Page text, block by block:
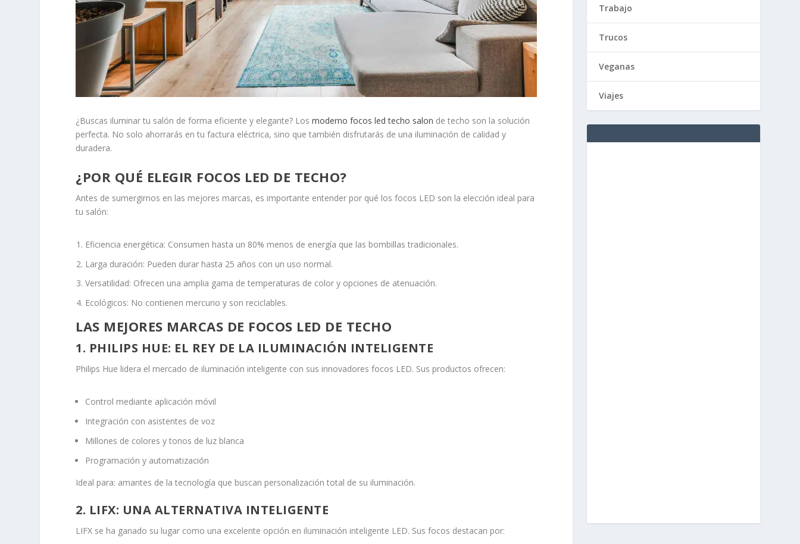
¿Buscas iluminar tu salón de forma eficiente y elegante? Losmoderno focos led techo salon de techo son la solución
perfecta. No solo ahorrarás en tu factura eléctrica, sino que también disfrutarás de una iluminación de calidad y
duradera.
¿POR QUÉ ELEGIR FOCOS LED DE TECHO?
Antes de sumergirnos en las mejores marcas, es importante entender por qué los focos LED son la elección ideal para
tu salón:
Eficiencia energética: Consumen hasta un 80% menos de energía que las bombillas tradicionales.
Larga duración: Pueden durar hasta 25 años con un uso normal.
Versatilidad: Ofrecen una amplia gama de temperaturas de color y opciones de atenuación.
Ecológicos: No contienen mercurio y son reciclables.
LAS MEJORES MARCAS DE FOCOS LED DE TECHO
1. PHILIPS HUE: EL REY DE LA ILUMINACIÓN INTELIGENTE
Philips Hue lidera el mercado de iluminación inteligente con sus innovadores focos LED. Sus productos ofrecen:
Control mediante aplicación móvil
Integración con asistentes de voz
Millones de colores y tonos de luz blanca
Programación y automatización
Ideal para: amantes de la tecnología que buscan personalización total de su iluminación.
2. LIFX: UNA ALTERNATIVA INTELIGENTE
LIFX se ha ganado su lugar como una excelente opción en iluminación inteligente LED. Sus focos destacan por:
Trabajo
Trucos
Veganas
Viajes